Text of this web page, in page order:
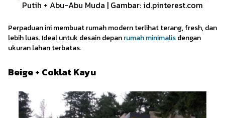
Putih + Abu-Abu Muda | Gambar: id.pinterest.com
Perpaduan ini membuat rumah modern terlihat terang, fresh, dan
lebih luas. Ideal untuk desain depanrumah minimalisdengan
ukuran lahan terbatas.
Beige + Coklat Kayu